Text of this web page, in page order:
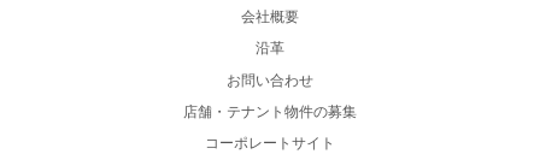
会社概要
沿革
お問い合わせ
店舗・テナント物件の募集
コーポレートサイト